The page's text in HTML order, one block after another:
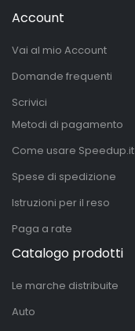
Account
Vai al mio Account
Domande frequenti
Scrivici
Metodi di pagamento
Come usare Speedup.it
Spese di spedizione
Istruzioni per il reso
Paga a rate
Catalogo prodotti
Le marche distribuite
Auto